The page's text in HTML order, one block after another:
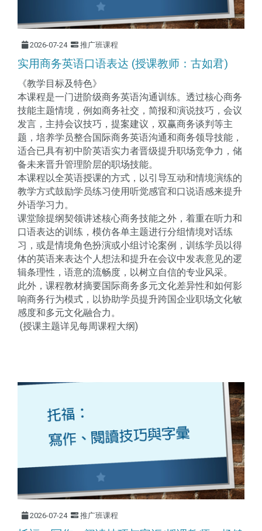
2026-07-24 推广班课程
实用商务英语口语表达 (授课教师：古如君)
《教学目标及特色》
本课程是一门进阶级商务英语沟通训练。透过核心商务
技能主题情境，例如商务社交，简报和演说技巧，会议
发言，主持会议技巧，提案建议，双赢商务谈判等主
题，培养学员整合国际商务英语沟通和商务领导技能，
适合已具有初中阶英语实力者晋级提升职场竞争力，储
备未来晋升管理阶层的职场技能。
本课程以全英语授课的方式，以引导互动和情境演练的
教学方式鼓励学员练习使用听觉感官和口说语感来提升
外语学习力。
课堂除提纲契领讲述核心商务技能之外，着重在听力和
口语表达的训练，模仿各单主题进行分组情境对话练
习，或是情境角色扮演或小组讨论案例，训练学员以得
体的英语来表达个人想法和提升在会议中发表意见的逻
辑条理性，语意的流畅度，以树立自信的专业风采。
此外，课程教材摘要国际商务多元文化差异性和如何影
响商务行为模式，以协助学员提升跨国企业职场文化敏
感度和多元文化融合力。
(授课主题详见每周课程大纲)
2026-07-24 推广班课程